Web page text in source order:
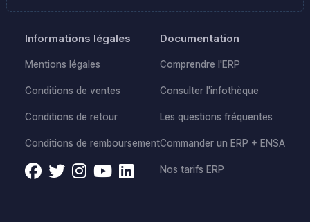
Informations légales
Mentions légales
Conditions de ventes
Conditions de retour
Conditions de remboursement
Documentation
Comprendre l'ERP
Consulter l'infothèque
Les questions fréquentes
Commander un ERP + ENSA
Nos tarifs ERP